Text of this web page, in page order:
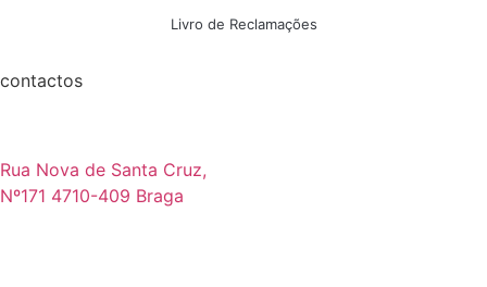
Livro de Reclamações
contactos
Rua Nova de Santa Cruz,
Nº171 4710-409 Braga